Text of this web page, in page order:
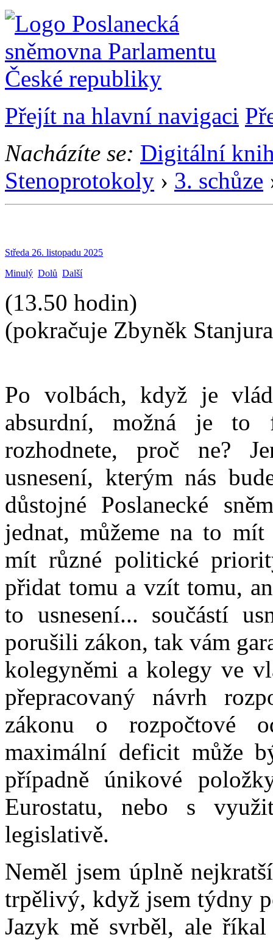
Přejít na hlavní navigaci
Nacházíte se: Digitální
Stenoprotokoly › 3. schůze
Středa 26. listopadu 2025
Minulý Dolů Další
(13.50 hodin)
(pokračuje Zbyněk
Po volbách, když je
absurdní, možná je
rozhodnete, proč ne?
usnesení, kterým nás
důstojné Poslanecké
jednat, můžeme na to
mít různé politické
přidat tomu a vzít tomu,
to usnesení... součástí
porušili zákon, tak vám
kolegyněmi a kolegy ve
přepracovaný návrh
zákonu o rozpočtové
maximální deficit může
případně únikové
Eurostatu, nebo s
legislativě.
Neměl jsem úplně
trpělivý, když jsem týdny
Jazyk mě svrběl, ale